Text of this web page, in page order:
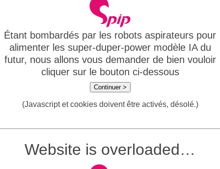
Étant bombardés par les robots aspirateurs pour
alimenter les super-duper-power modèle IA du
futur, nous allons vous demander de bien vouloir
cliquer sur le bouton ci-dessous
Continuer >
(Javascript et cookies doivent être activés, désolé.)
Website is overloaded…